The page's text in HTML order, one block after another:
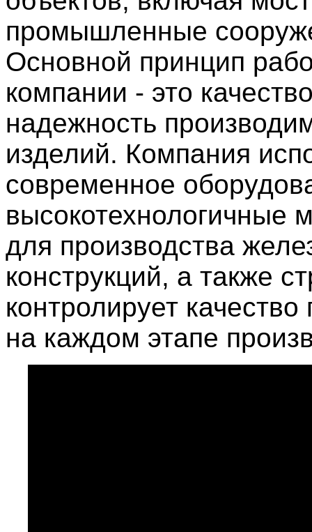
промышленные
Основной принцип
компании - это
надежность
изделий. Компания
современное
высокотехнологичные
для производства
конструкций, а также
контролирует качество
на каждом этапе